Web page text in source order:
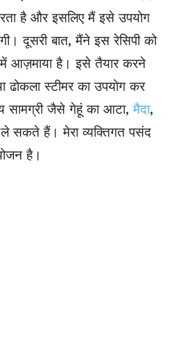
है और इसलिए मैं इसे उपयोग
दूसरी बात, मैंने इस रेसिपी को
आज़माया है। इसे तैयार करने
ढोकला स्टीमर का उपयोग कर
जैसे गेहूं का आटा,मैदा,
सकते हैं। मेरा व्यक्तिगत पसंद
है।